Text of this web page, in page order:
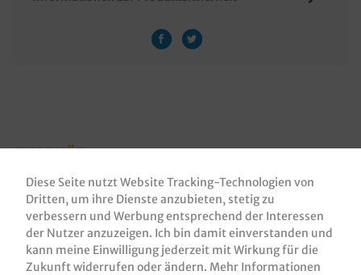
ZUBEHÖR
Diese Seite nutzt Website Tracking-Technologien von
Dritten, um ihre Dienste anzubieten, stetig zu
verbessern und Werbung entsprechend der Interessen
der Nutzer anzuzeigen. Ich bin damit einverstanden und
kann meine Einwilligung jederzeit mit Wirkung für die
Zukunft widerrufen oder ändern. Mehr Informationen